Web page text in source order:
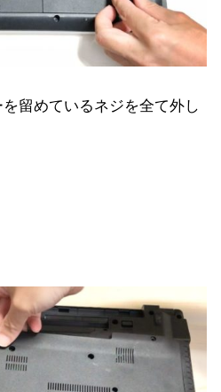
留めているネジを全て外し